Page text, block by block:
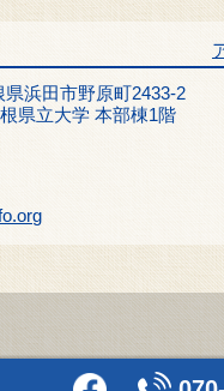
県浜田市野原町2433-2
県立大学 本部棟1階